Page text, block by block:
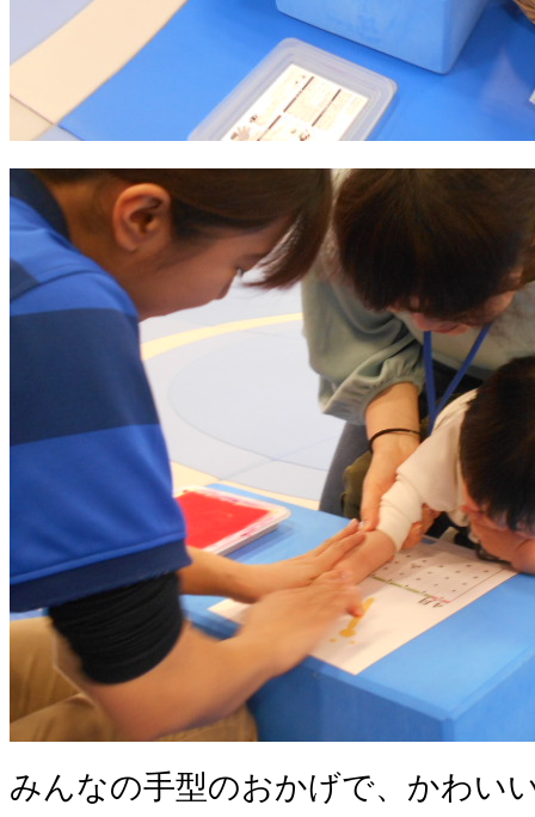
みんなの手型のおかげで、かわい